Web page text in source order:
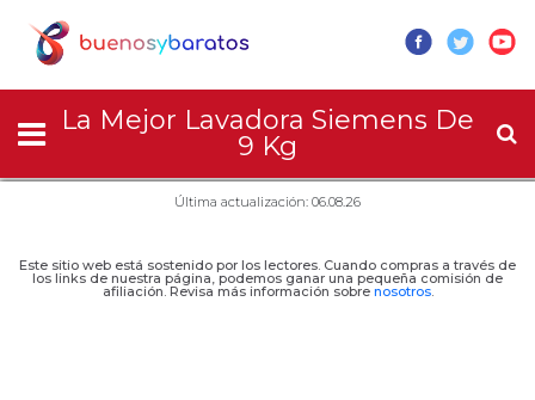
La Mejor Lavadora Siemens De
9 Kg
Última actualización: 06.08.26
Este sitio web está sostenido por los lectores. Cuando compras a través de
los links de nuestra página, podemos ganar una pequeña comisión de
afiliación. Revisa más información sobre nosotros.